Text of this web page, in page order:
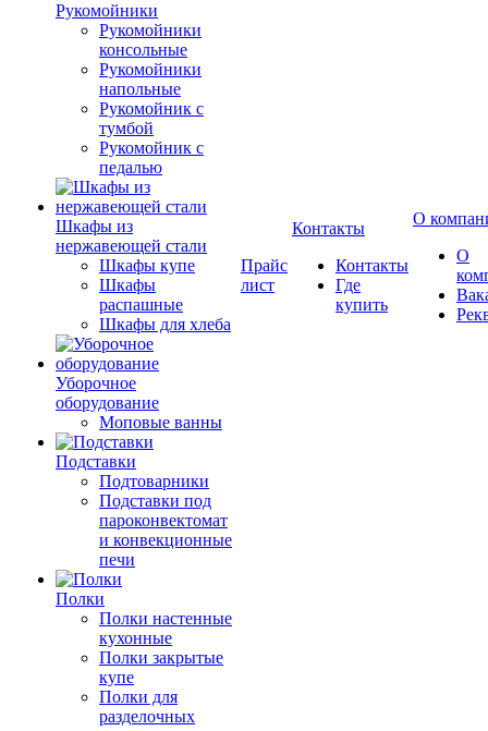
Рукомойники
Рукомойники
консольные
Рукомойники
напольные
Рукомойник с
тумбой
Рукомойник с
педалью
Шкафы из
нержавеющей стали
Шкафы купе
Шкафы
распашные
Шкафы для хлеба
Уборочное
оборудование
Моповые ванны
Подставки
Подтоварники
Подставки под
пароконвектомат
и конвекционные
печи
Полки
Полки настенные
кухонные
Полки закрытые
купе
Полки для
разделочных
Прайс
лист
Контакты
Контакты
Где
купить
О
О